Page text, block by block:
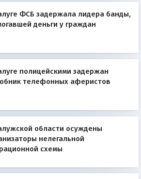
ФСБ задержала лидера банды,
деньги у граждан
полицейскими задержан
телефонных аферистов
области осуждены
нелегальной
схемы